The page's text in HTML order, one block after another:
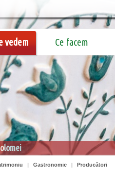
vedem Ce facem
| Gastronomie | Producători